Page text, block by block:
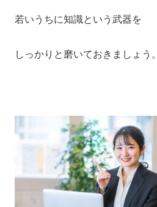
若いうちに知識という武器を
しっかりと磨いておきましょう。